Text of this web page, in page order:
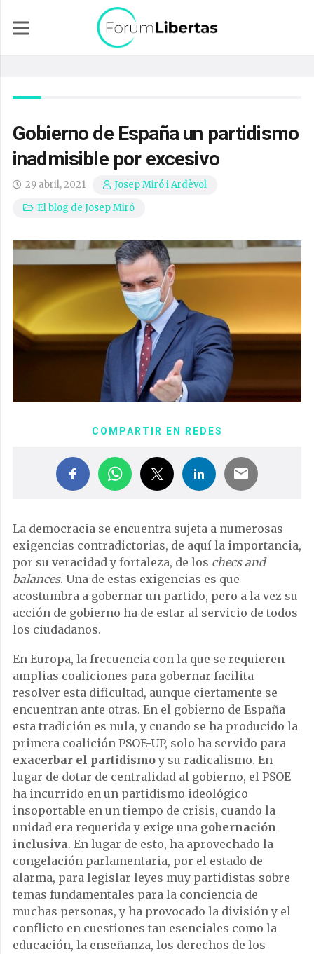
Gobierno de España un partidismo
inadmisible por excesivo
29 abril, 2021
Josep Miró i Ardèvol
El blog de Josep Miró
COMPARTIR EN REDES
La democracia se encuentra sujeta a numerosas
exigencias contradictorias, de aquí la importancia,
por su veracidad y fortaleza, de los checs and
balances. Una de estas exigencias es que
acostumbra a gobernar un partido, pero a la vez su
acción de gobierno ha de estar al servicio de todos
los ciudadanos.
En Europa, la frecuencia con la que se requieren
amplias coaliciones para gobernar facilita
resolver esta dificultad, aunque ciertamente se
encuentran ante otras. En el gobierno de España
esta tradición es nula, y cuando se ha producido la
primera coalición PSOE-UP, solo ha servido para
exacerbar el partidismoy su radicalismo. En
lugar de dotar de centralidad al gobierno, el PSOE
ha incurrido en un partidismo ideológico
insoportable en un tiempo de crisis, cuando la
unidad era requerida y exige una gobernación
inclusiva. En lugar de esto, ha aprovechado la
congelación parlamentaria, por el estado de
alarma, para legislar leyes muy partidistas sobre
temas fundamentales para la conciencia de
muchas personas, y ha provocado la división y el
conflicto en cuestiones tan esenciales como la
educación, la enseñanza, los derechos de los